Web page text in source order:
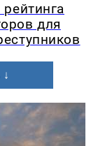
для